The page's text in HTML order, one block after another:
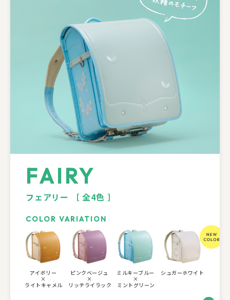
FAIRY
フェアリー ［ 全4色 ］
COLOR VARIATION
アイボリー
×
ライトキャメル
ピンクベージュ
×
リッチライラック
ミルキーブルー
×
ミントグリーン
シュガーホワイト